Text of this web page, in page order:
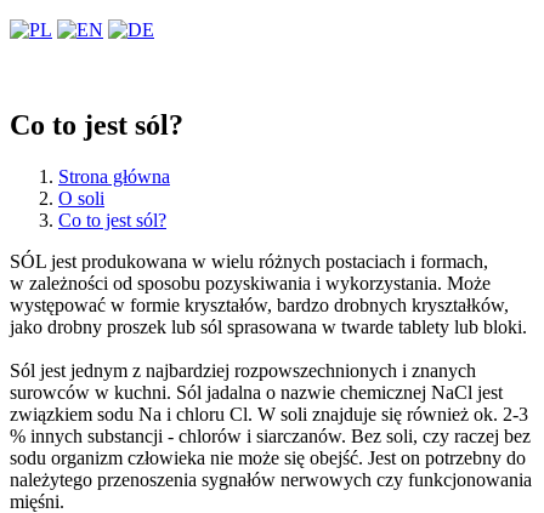
Co to jest sól?
Strona główna
O soli
Co to jest sól?
SÓL jest produkowana w wielu różnych postaciach i formach,
w zależności od sposobu pozyskiwania i wykorzystania. Może
występować w formie kryształów, bardzo drobnych kryształków,
jako drobny proszek lub sól sprasowana w twarde tablety lub bloki.
Sól jest jednym z najbardziej rozpowszechnionych i znanych
surowców w kuchni. Sól jadalna o nazwie chemicznej NaCl jest
związkiem sodu Na i chloru Cl. W soli znajduje się również ok. 2-3
% innych substancji - chlorów i siarczanów. Bez soli, czy raczej bez
sodu organizm człowieka nie może się obejść. Jest on potrzebny do
należytego przenoszenia sygnałów nerwowych czy funkcjonowania
mięśni.